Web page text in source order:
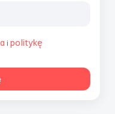
i politykę